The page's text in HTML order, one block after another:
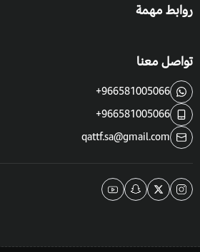
روابط مهمة
تواصل معنا
+966581005066
+966581005066
qattf.sa@gmail.com